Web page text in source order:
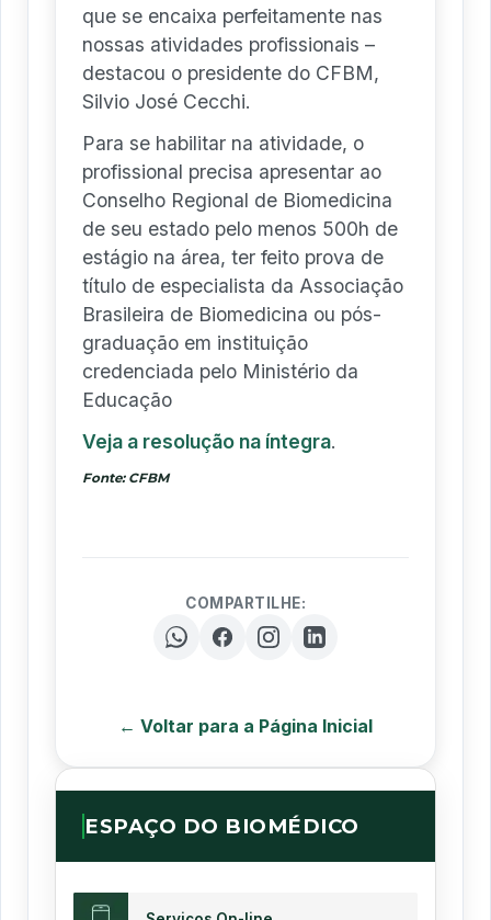
que se encaixa perfeitamente nas
nossas atividades profissionais –
destacou o presidente do CFBM,
Silvio José Cecchi.
Para se habilitar na atividade, o
profissional precisa apresentar ao
Conselho Regional de Biomedicina
de seu estado pelo menos 500h de
estágio na área, ter feito prova de
título de especialista da Associação
Brasileira de Biomedicina ou pós-
graduação em instituição
credenciada pelo Ministério da
Educação
Veja a resolução na íntegra.
Fonte: CFBM
COMPARTILHE:
← Voltar para a Página Inicial
ESPAÇO DO BIOMÉDICO